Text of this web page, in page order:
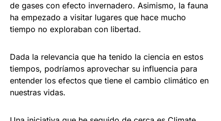
de gases con efecto invernadero. Asimismo, la fauna
ha empezado a visitar lugares que hace mucho
tiempo no exploraban con libertad.
Dada la relevancia que ha tenido la ciencia en estos
tiempos, podríamos aprovechar su influencia para
entender los efectos que tiene el cambio climático en
nuestras vidas.